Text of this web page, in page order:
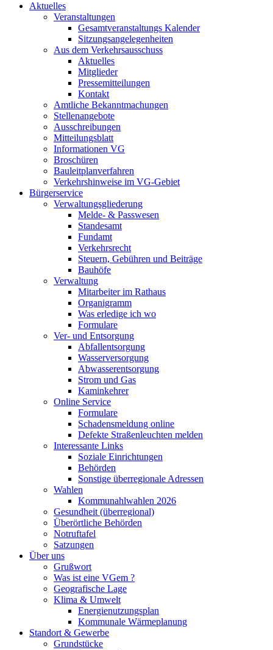
Aktuelles
Veranstaltungen
Gesamtveranstaltungs Kalender
Sitzungsangelegenheiten
Aus dem Verkehrsausschuss
Aktuelles
Mitglieder
Pressemitteilungen
Kontakt
Amtliche Bekanntmachungen
Stellenangebote
Ausschreibungen
Mitteilungsblatt
Informationen VG
Broschüren
Bauleitplanverfahren
Verkehrshinweise im VG-Gebiet
Bürgerservice
Verwaltungsgliederung
Melde- & Passwesen
Standesamt
Fundamt
Verkehrsrecht
Steuern, Gebühren und Beiträge
Bauhöfe
Verwaltung
Mitarbeiter im Rathaus
Organigramm
Was erledige ich wo
Formulare
Ver- und Entsorgung
Abfallentsorgung
Wasserversorgung
Abwasserentsorgung
Strom und Gas
Kaminkehrer
Online Service
Formulare
Schadensmeldung online
Defekte Straßenleuchten melden
Interessante Links
Soziale Einrichtungen
Behörden
Sonstige überregionale Adressen
Wahlen
Kommunahlwahlen 2026
Gesundheit (überregional)
Überörtliche Behörden
Notruftafel
Satzungen
Über uns
Grußwort
Was ist eine VGem ?
Geografische Lage
Klima & Umwelt
Energienutzungsplan
Kommunale Wärmeplanung
Standort & Gewerbe
Grundstücke